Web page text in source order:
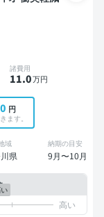
諸費用
11.0万円
円
ます。
域
県
納期の目安
9月〜10月